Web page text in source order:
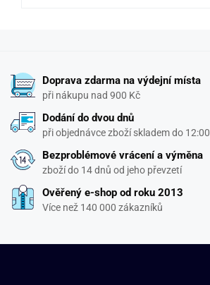
Doprava zdarma na výdejní místa
při nákupu nad 900 Kč
Dodání do dvou dnů
při objednávce zboží skladem do 12:00
Bezproblémové vrácení a výměna
zboží do 14 dnů od jeho převzetí
Ověřený e-shop od roku 2013
Více než 140 000 zákazníků